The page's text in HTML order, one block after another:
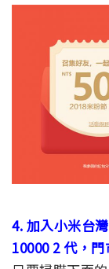
4. 加入小米台
10000 2 代，